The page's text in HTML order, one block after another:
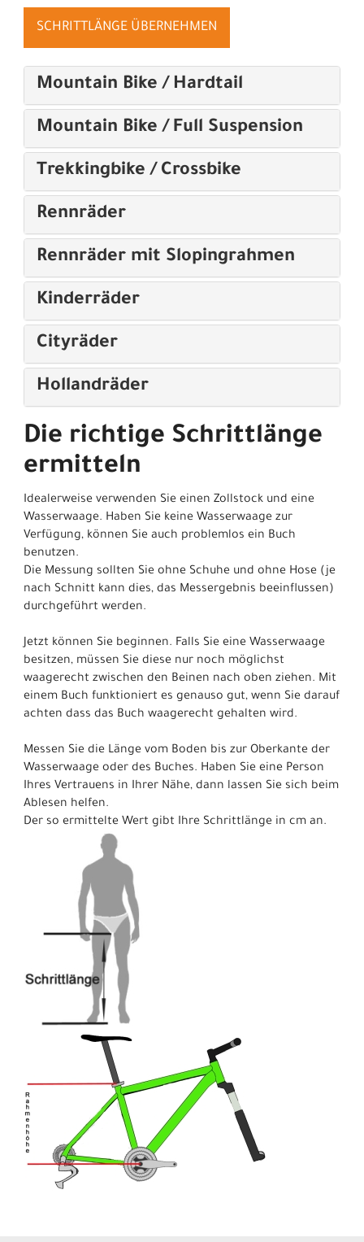
SCHRITTLÄNGE ÜBERNEHMEN
Mountain Bike / Hardtail
Mountain Bike / Full Suspension
Trekkingbike / Crossbike
Rennräder
Rennräder mit Slopingrahmen
Kinderräder
Cityräder
Hollandräder
Die richtige Schrittlänge
ermitteln
Idealerweise verwenden Sie einen Zollstock und eine
Wasserwaage. Haben Sie keine Wasserwaage zur
Verfügung, können Sie auch problemlos ein Buch
benutzen.
Die Messung sollten Sie ohne Schuhe und ohne Hose (je
nach Schnitt kann dies, das Messergebnis beeinflussen)
durchgeführt werden.
Jetzt können Sie beginnen. Falls Sie eine Wasserwaage
besitzen, müssen Sie diese nur noch möglichst
waagerecht zwischen den Beinen nach oben ziehen. Mit
einem Buch funktioniert es genauso gut, wenn Sie darauf
achten dass das Buch waagerecht gehalten wird.
Messen Sie die Länge vom Boden bis zur Oberkante der
Wasserwaage oder des Buches. Haben Sie eine Person
Ihres Vertrauens in Ihrer Nähe, dann lassen Sie sich beim
Ablesen helfen.
Der so ermittelte Wert gibt Ihre Schrittlänge in cm an.